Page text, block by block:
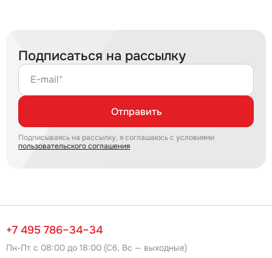
Подписаться на рассылку
E-mail*
Отправить
Подписываясь на рассылку, я соглашаюсь с условиями
пользовательского соглашения
+7 495 786–34–34
Пн-Пт с 08:00 до 18:00 (Сб, Вс — выходные)